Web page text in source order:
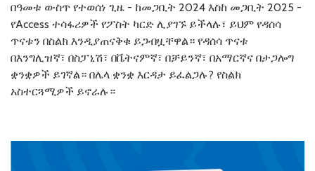
በዓመቱ ውስጥ የተወሰነ ጊዜ - ከመጋቢት 2024 እስከ መጋቢት 2025 -
የAccess ተሳፋሪዎች የፖስት ካርድ ሊያገኙ ይችላሉ፣ ይህም የዳሰሳ
ጥናቱን በስልክ እንዲያጠናቅቁ ይጋብዟቸዋል። የዳሰሳ ጥናቱ
በእንግሊዝኛ፣ በስፓኒሽ፣ በቬትናምኛ፣ በቻይንኛ፣ በአማርኛና በታጋሎግ
ቋንቋዎች ይገኛል። በሌላ ቋንቋ እርዳታ ይፈልጋሉ? የስልክ
አስተርጓሚዎች ይኖራሉ።